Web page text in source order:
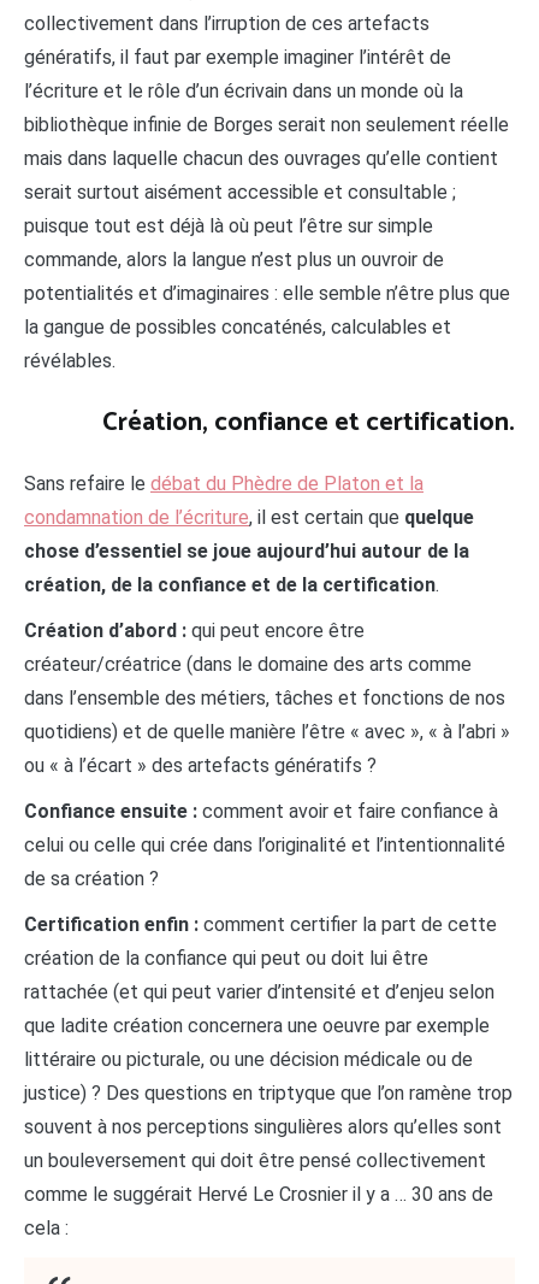
collectivement dans l’irruption de ces artefacts
génératifs, il faut par exemple imaginer l’intérêt de
l’écriture et le rôle d’un écrivain dans un monde où la
bibliothèque infinie de Borges serait non seulement réelle
mais dans laquelle chacun des ouvrages qu’elle contient
serait surtout aisément accessible et consultable ;
puisque tout est déjà là où peut l’être sur simple
commande, alors la langue n’est plus un ouvroir de
potentialités et d’imaginaires : elle semble n’être plus que
la gangue de possibles concaténés, calculables et
révélables.
Création, confiance et certification.
Sans refaire le débat du Phèdre de Platon et la
condamnation de l’écriture, il est certain que quelque
chose d’essentiel se joue aujourd’hui autour de la
création, de la confiance et de la certification.
Création d’abord : qui peut encore être
créateur/créatrice (dans le domaine des arts comme
dans l’ensemble des métiers, tâches et fonctions de nos
quotidiens) et de quelle manière l’être « avec », « à l’abri »
ou « à l’écart » des artefacts génératifs ?
Confiance ensuite : comment avoir et faire confiance à
celui ou celle qui crée dans l’originalité et l’intentionnalité
de sa création ?
Certification enfin : comment certifier la part de cette
création de la confiance qui peut ou doit lui être
rattachée (et qui peut varier d’intensité et d’enjeu selon
que ladite création concernera une oeuvre par exemple
littéraire ou picturale, ou une décision médicale ou de
justice) ? Des questions en triptyque que l’on ramène trop
souvent à nos perceptions singulières alors qu’elles sont
un bouleversement qui doit être pensé collectivement
comme le suggérait Hervé Le Crosnier il y a … 30 ans de
cela :